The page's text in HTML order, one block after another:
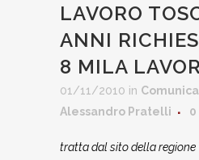
LAVORO
ANNI
8 MILA
01/11/2010 in
Alessandro Pratelli
0
tratta dal sito della regione